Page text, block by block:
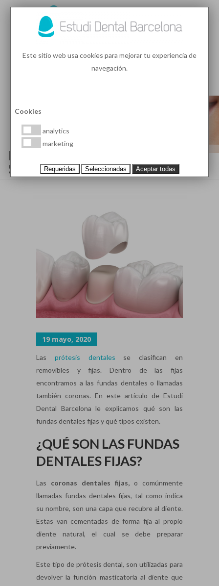
FUNDAS DENTALES FIJAS, ¿QUÉ
SON?
19 mayo, 2020
Las prótesis dentales se clasifican en
removibles y fijas. Dentro de las fijas
encontramos a las fundas dentales o llamadas
también coronas. En este artículo de Estudi
Dental Barcelona le explicamos qué son las
fundas dentales fijas y qué tipos existen.
¿QUÉ SON LAS FUNDAS
DENTALES FIJAS?
Las coronas dentales fijas, o comúnmente
llamadas fundas dentales fijas, tal como indica
su nombre, son una capa que recubre al diente.
Estas van cementadas de forma fija al propio
diente natural, el cual se debe preparar
previamente.
Este tipo de prótesis dental, son utilizadas para
devolver la función masticatoria al diente que
Este sitio web usa cookies para mejorar tu experiencia de
navegación.
Cookies
analytics
marketing
Requeridas Seleccionadas Aceptar todas